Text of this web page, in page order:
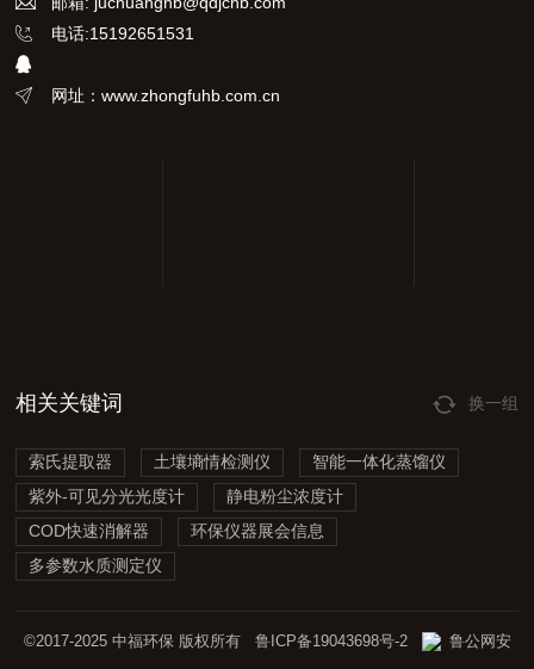
电话:15192651531
网址：www.zhongfuhb.com.cn
相关关键词 换一组
索氏提取器 土壤墒情检测仪
智能一体化蒸馏仪
紫外-可见分光光度计
静电粉尘浓度计
COD快速消解器
环保仪器展会信息
多参数水质测定仪
©2017-2025 中福环保 版权所有 鲁ICP备19043698号-2
鲁公网安